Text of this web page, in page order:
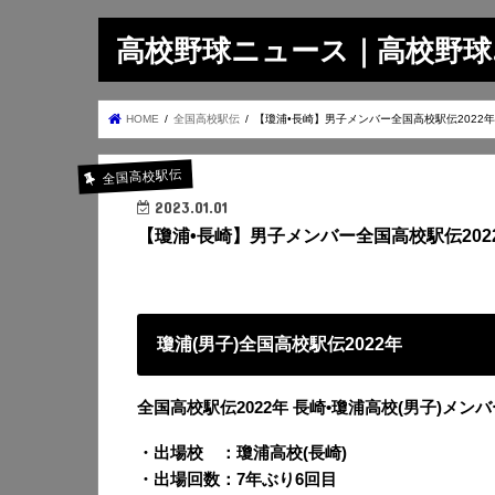
高校野球ニュース｜高校野
HOME 全国高校駅伝 【瓊浦•長崎】男子メンバー全国高校駅伝2022年
全国高校駅伝
2023.01.01
【瓊浦•長崎】男子メンバー全国高校駅伝
瓊浦(男子)全国高校駅伝2022年
全国高校駅伝2022年 長崎•瓊浦高校(男子)メンバ
・出場校 ：瓊浦高校(長崎)
・出場回数：7年ぶり6回目